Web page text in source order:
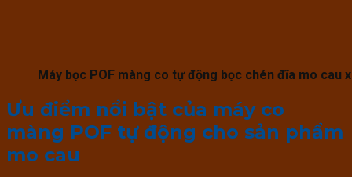
Máy bọc POF màng co tự động bọc chén đĩa mo cau
Ưu điểm nổi bật của máy co
màng POF tự động cho sản phẩm
mo cau